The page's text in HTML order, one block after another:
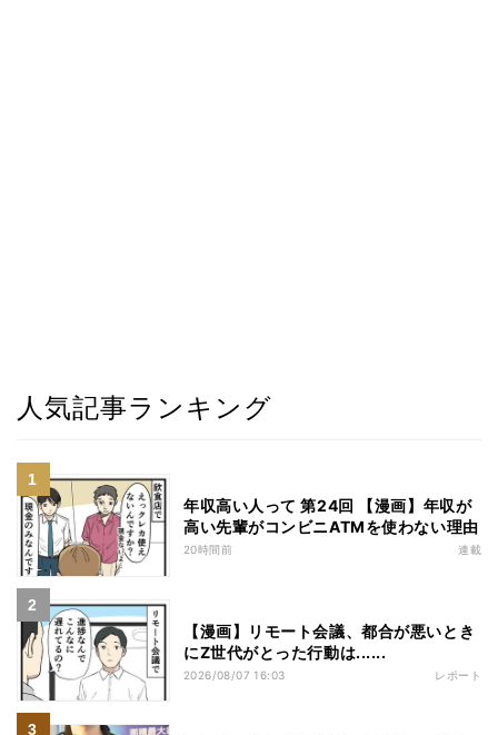
人気記事ランキング
年収高い人って 第24回 【漫画】年収が
高い先輩がコンビニATMを使わない理由
20時間前 連載
【漫画】リモート会議、都合が悪いとき
にZ世代がとった行動は......
2026/08/07 16:03 レポート